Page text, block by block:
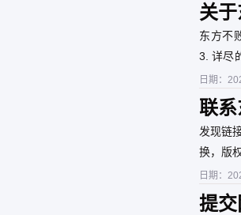
关
东方不
3. 详尽
景
日期：
联
权申
发现链
换，版
日期：
提